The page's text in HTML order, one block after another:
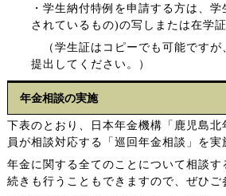
・学生納付特例を申請する方は、
されているもの)の写しまたは在学
（学生証はコピーでも可能ですが
提出してください。）
年金相談の実施
下表のとおり、日本年金機構「鹿児島
員が相談対応する「巡回年金相談」を実
年金に関する全てのことについて相談
続きも行うこともできますので、ぜひご